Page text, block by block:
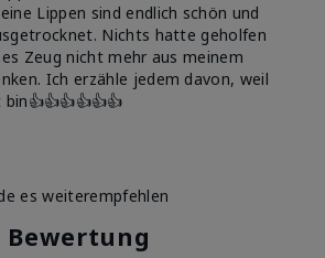
Lippen sind endlich schön und
Nichts hatte geholfen
Zeug nicht mehr aus meinem
Ich erzähle jedem davon, weil
Gutes Hautgefühl, Lässt
auftragen, Zieht gut ein
es weiterempfehlen
Bewertung